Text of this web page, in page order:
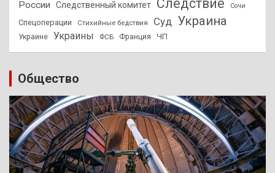
России
Следственный комитет Следствие Сочи
Спецоперации Стихийные бедствия Суд Украина
Украине Украины ФСБ Франция ЧП
Общество